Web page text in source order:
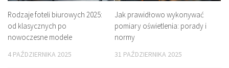
Rodzaje foteli biurowych 2025:
od klasycznych po
nowoczesne modele
4 PAŹDZIERNIKA 2025
Jak prawidłowo wykonywać
pomiary oświetlenia: porady i
normy
31 PAŹDZIERNIKA 2025